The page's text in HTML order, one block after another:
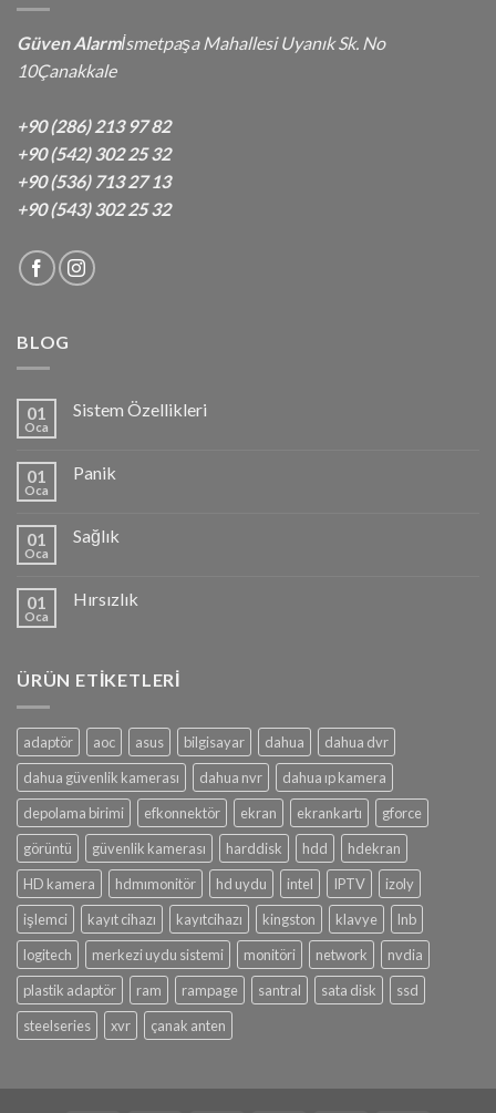
Güven Alarmİsmetpaşa Mahallesi Uyanık Sk. No
10Çanakkale
+90 (286) 213 97 82
+90 (542) 302 25 32
+90 (536) 713 27 13
+90 (543) 302 25 32
BLOG
01
Oca
Sistem Özellikleri
01
Oca
Panik
01
Oca
Sağlık
01
Oca
Hırsızlık
ÜRÜN ETIKETLERI
adaptör aoc asus bilgisayar dahua
dahua dvr
dahua güvenlik kamerası
dahua nvr
dahua ıp kamera
depolama birimi
efkonnektör ekran ekrankartı
gforce
görüntü
güvenlik kamerası harddisk hdd
hdekran
HD kamera
hdmımonitör hd uydu intel IPTV
izoly
işlemci
kayıt cihazı kayıtcihazı kingston klavye
lnb
logitech
merkezi uydu sistemi monitöri network
nvdia
plastik adaptör
ram rampage santral sata disk
ssd
steelseries
xvr çanak anten